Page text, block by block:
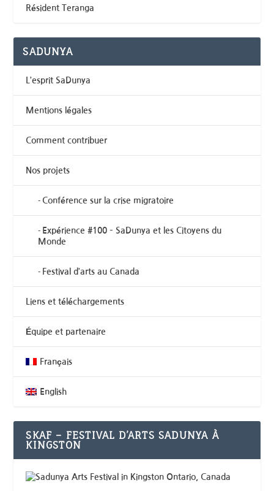
Résident Teranga
SADUNYA
L’esprit SaDunya
Mentions légales
Comment contribuer
Nos projets
Conférence sur la crise migratoire
Expérience #100 – SaDunya et les Citoyens du
Monde
Festival d’arts au Canada
Liens et téléchargements
Équipe et partenaire
Français
English
SKAF – FESTIVAL D’ARTS SADUNYA À
KINGSTON